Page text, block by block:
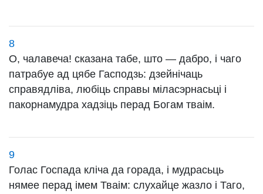
8
О, чалавеча! сказана табе, што — дабро, і чаго
патрабуе ад цябе Гасподзь: дзейнічаць
справядліва, любіць справы міласэрнасьці і
пакорнамудра хадзіць перад Богам тваім.
9
Голас Госпада кліча да горада, і мудрасьць
нямее перад імем Тваім: слухайце жазло і Таго,